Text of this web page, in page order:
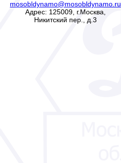
mosobldynamo@mosobldynamo.ru
Адрес: 125009, г.Москва,
Никитский пер., д.3